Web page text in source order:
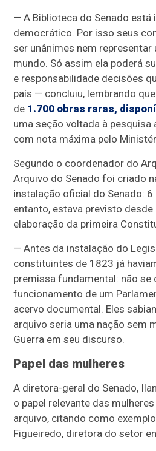
— A Biblioteca do Senado está
democrático. Por isso seus
ser unânimes nem representar
mundo. Só assim ela poderá
e responsabilidade decisões
país — concluiu, lembrando
de 1.700 obras raras,
uma seção voltada à pesquisa
com nota máxima pelo
Segundo o coordenador do
Arquivo do Senado foi criado
instalação oficial do Senado:
entanto, estava previsto
elaboração da primeira
— Antes da instalação do
constituintes de 1823 já
premissa fundamental: não se
funcionamento de um
acervo documental. Eles
arquivo seria uma nação sem
Guerra em seu discurso.
Papel das mulheres
A diretora-geral do Senado,
o papel relevante das
arquivo, citando como
Figueiredo, diretora do setor